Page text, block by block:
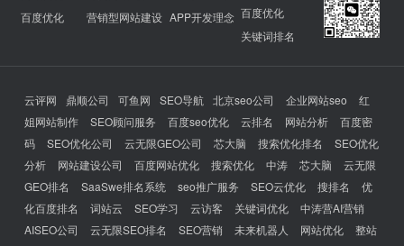
百度优化
营销型网站建设 APP开发理念 百度优化
关键词排名
云评网 鼎顺公司 可鱼网 SEO导航 北京seo公司 企业网站seo
红
姐网站制作
SEO顾问服务 百度seo优化 云排名 网站分析
百度密
码
SEO优化公司 云无限GEO公司 芯大脑 搜索优化排名
SEO优化
分析
网站建设公司 百度网站优化 搜索优化 中涛 芯大脑
云无限
GEO排名
SaaSwe排名系统 seo推广服务 SEO云优化 搜排名
优
化百度排名
词站云 SEO学习 云访客 关键词优化
中涛营AI营销
AISEO公司
云无限SEO排名 SEO营销 未来机器人 网站优化
整站